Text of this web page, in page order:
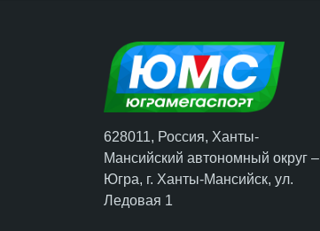
628011, Россия, Ханты-
Мансийский автономный округ –
Югра, г. Ханты-Мансийск, ул.
Ледовая 1